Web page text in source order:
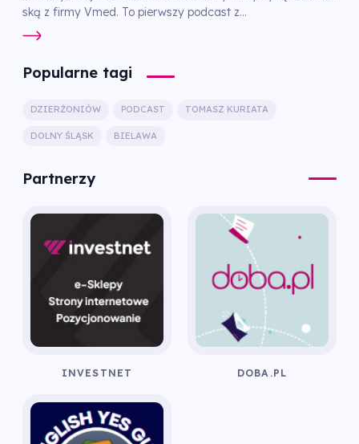
ską z firmy Vmed. To pierwszy podcast z...
Popularne tagi
DZIERŻONIÓW PODCAST TOMASZ KURIATA
DOLNY ŚLĄSK BIELAWA
Partnerzy
INVESTNET DOBA.PL